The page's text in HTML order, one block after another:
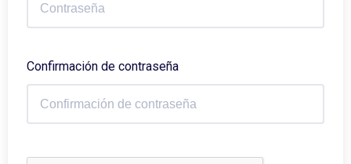
Confirmación de contraseña